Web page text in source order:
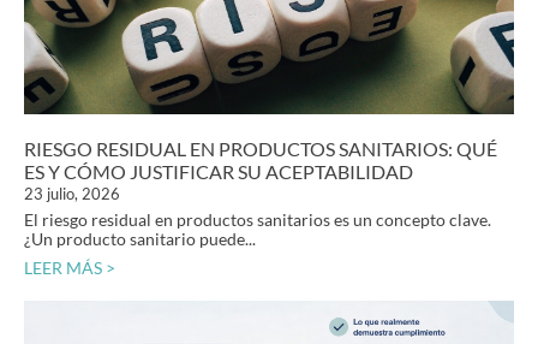
RIESGO RESIDUAL EN PRODUCTOS SANITARIOS: QUÉ
ES Y CÓMO JUSTIFICAR SU ACEPTABILIDAD
23 julio, 2026
El riesgo residual en productos sanitarios es un concepto clave.
¿Un producto sanitario puede...
LEER MÁS >